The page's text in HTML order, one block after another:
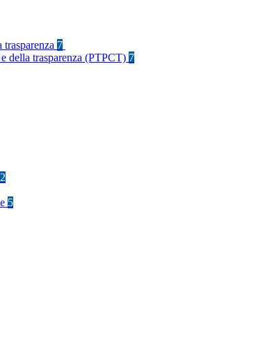
7
della trasparenza (PTPCT) 7
5